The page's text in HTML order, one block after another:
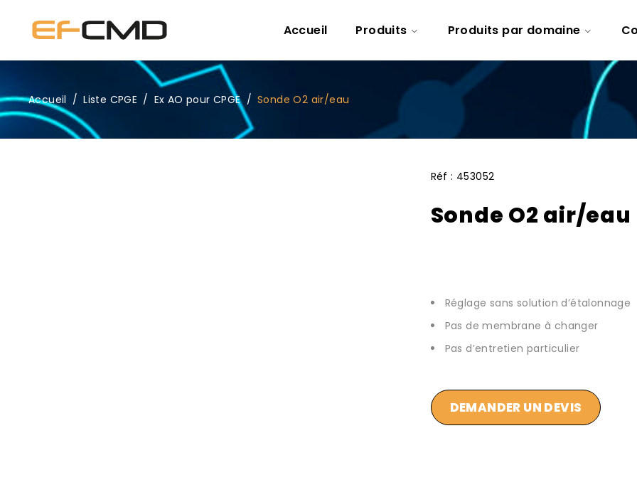
Accueil Produits Produits par domaine
Accueil / Liste CPGE / Ex AO pour CPGE / Sonde O2 air/eau
Réf : 453052
Sonde O2 air/eau
Réglage sans solution d’étalonnage
Pas de membrane à changer
Pas d’entretien particulier
DEMANDER UN DEVIS